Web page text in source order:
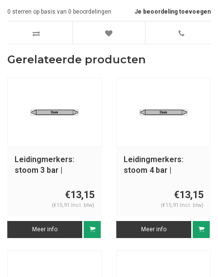
Je beoordeling toevoegen
0 sterren op basis van 0 beoordelingen
Gerelateerde producten
Leidingmerkers:
stoom 3 bar |
€13,15
(€15,91 Incl. btw)
Meer info
Leidingmerkers:
stoom 4 bar |
€13,15
(€15,91 Incl. btw)
Meer info